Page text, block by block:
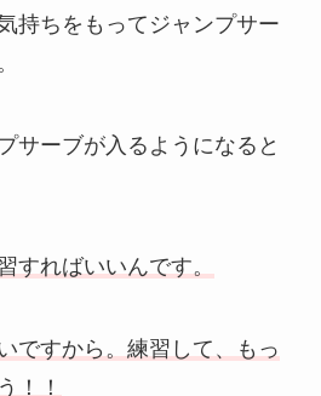
持ちをもってジャンプサー
サーブが入るようになると
すればいいんです。
ですから。練習して、もっ
！！